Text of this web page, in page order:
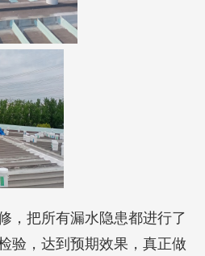
，把所有漏水隐患都进行了
验，达到预期效果，真正做